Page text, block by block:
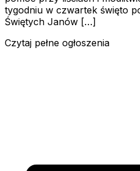
tygodniu w czwartek święto
Świętych Janów […]
Czytaj pełne ogłoszenia